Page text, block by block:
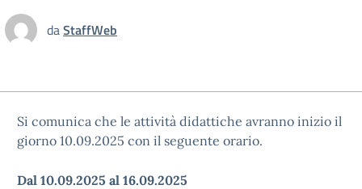
daStaffWeb
Si comunica che le attività didattiche avranno inizio il
giorno 10.09.2025 con il seguente orario.
Dal 10.09.2025 al 16.09.2025